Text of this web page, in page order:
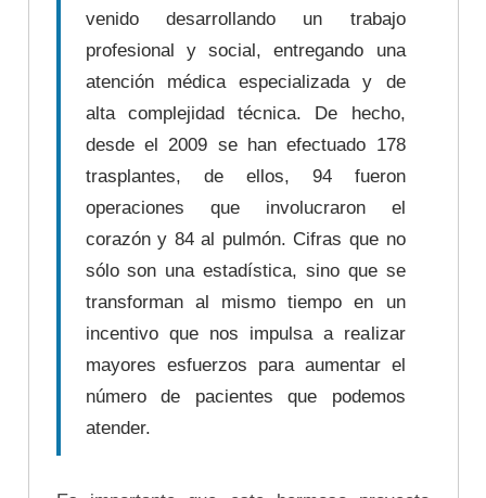
venido desarrollando un trabajo
profesional y social, entregando una
atención médica especializada y de
alta complejidad técnica. De hecho,
desde el 2009 se han efectuado 178
trasplantes, de ellos, 94 fueron
operaciones que involucraron el
corazón y 84 al pulmón. Cifras que no
sólo son una estadística, sino que se
transforman al mismo tiempo en un
incentivo que nos impulsa a realizar
mayores esfuerzos para aumentar el
número de pacientes que podemos
atender.